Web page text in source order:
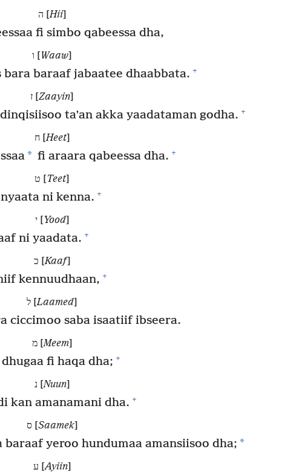
ה [Hii]
fi simbo qabeessa dha,
ו [Waaw]
bara baraaf jabaatee dhaabbata. +
ז [Zaayin]
taʼan akka yaadataman godha. +
ח [Heet]
* fi araara qabeessa dha. +
ט [Teet]
ni kenna. +
י [Yood]
ni yaadata. +
כ [Kaaf]
kennuudhaan, +
ל [Laamed]
ciccimoo saba isaatiif ibseera.
מ [Meem]
fi haqa dha; +
נ [Nuun]
kan amanamani dha. +
ס [Saamek]
baraaf yeroo hundumaa amansiisoo dha; *
ע [Ayiin]